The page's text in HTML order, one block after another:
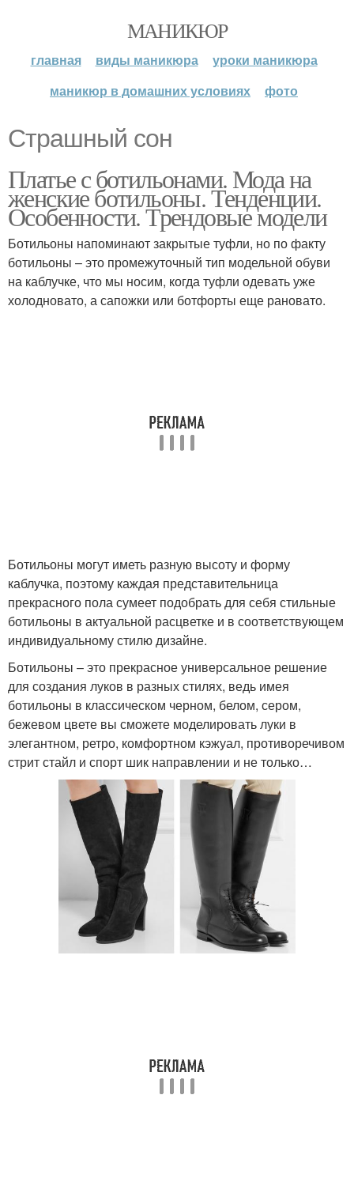
МАНИКЮР
главная виды маникюра
уроки маникюра
маникюр в домашних условиях
фото
Страшный сон
Платье с ботильонами. Мода на
женские ботильоны. Тенденции.
Особенности. Трендовые модели
Ботильоны напоминают закрытые туфли, но по факту
ботильоны – это промежуточный тип модельной обуви
на каблучке, что мы носим, когда туфли одевать уже
холодновато, а сапожки или ботфорты еще рановато.
Ботильоны могут иметь разную высоту и форму
каблучка, поэтому каждая представительница
прекрасного пола сумеет подобрать для себя стильные
ботильоны в актуальной расцветке и в соответствующем
индивидуальному стилю дизайне.
Ботильоны – это прекрасное универсальное решение
для создания луков в разных стилях, ведь имея
ботильоны в классическом черном, белом, сером,
бежевом цвете вы сможете моделировать луки в
элегантном, ретро, комфортном кэжуал, противоречивом
стрит стайл и спорт шик направлении и не только…